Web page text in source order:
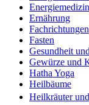
Energiemedizin
Ernährung
Fachrichtungen
Fasten
Gesundheit
Gewürze und
Hatha Yoga
Heilbäume
Heilkräuter